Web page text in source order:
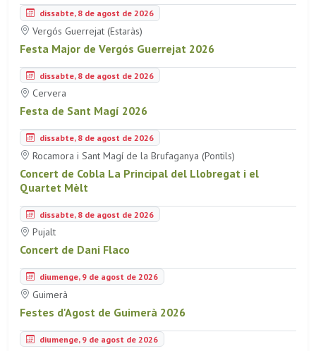
dissabte, 8 de agost de 2026
Vergós Guerrejat (Estaràs)
Festa Major de Vergós Guerrejat 2026
dissabte, 8 de agost de 2026
Cervera
Festa de Sant Magí 2026
dissabte, 8 de agost de 2026
Rocamora i Sant Magí de la Brufaganya (Pontils)
Concert de Cobla La Principal del Llobregat i el
Quartet Mèlt
dissabte, 8 de agost de 2026
Pujalt
Concert de Dani Flaco
diumenge, 9 de agost de 2026
Guimerà
Festes d'Agost de Guimerà 2026
diumenge, 9 de agost de 2026